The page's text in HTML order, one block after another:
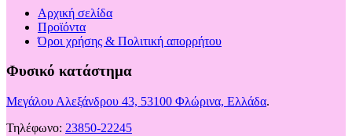
Αρχική σελίδα
Προϊόντα
Όροι χρήσης & Πολιτική απορρήτου
Φυσικό κατάστημα
Μεγάλου Αλεξάνδρου 43, 53100 Φλώρινα, Ελλάδα.
Τηλέφωνο: 23850-22245